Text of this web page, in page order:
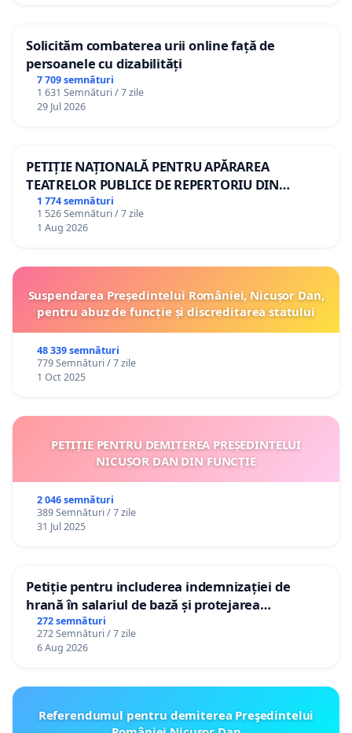
Solicităm combaterea urii online față de
persoanele cu dizabilități
7 709 semnături
1 631 Semnături / 7 zile
29 Jul 2026
PETIȚIE NAȚIONALĂ PENTRU APĂRAREA
TEATRELOR PUBLICE DE REPERTORIU DIN
ROMÂNIA
1 774 semnături
1 526 Semnături / 7 zile
1 Aug 2026
Suspendarea Președintelui României, Nicușor Dan,
pentru abuz de funcție și discreditarea statului
48 339 semnături
779 Semnături / 7 zile
1 Oct 2025
PETIȚIE PENTRU DEMITEREA PREȘEDINTELUI
NICUȘOR DAN DIN FUNCȚIE
2 046 semnături
389 Semnături / 7 zile
31 Jul 2025
Petiție pentru includerea indemnizației de
hrană în salariul de bază și protejarea
gradațiilor de vechime pentru asistenții
personali
272 semnături
272 Semnături / 7 zile
6 Aug 2026
Referendumul pentru demiterea Preşedintelui